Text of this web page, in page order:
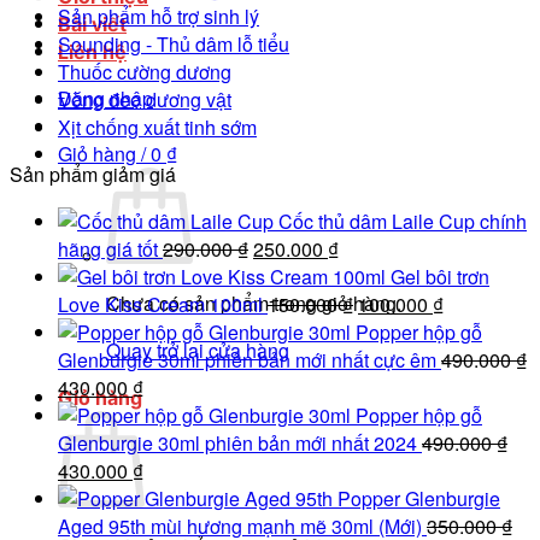
Bài viết
Liên hệ
Đăng nhập
Giỏ hàng /0 ₫
Chưa có sản phẩm trong giỏ hàng.
Quay trở lại cửa hàng
Giỏ hàng
Sản phẩm hỗ trợ sinh lý
Sounding - Thủ dâm lỗ tiểu
Thuốc cường dương
Vòng đeo dương vật
Xịt chống xuất tinh sớm
Sản phẩm giảm giá
Cốc thủ dâm Laile Cup chính
hãng giá tốt290.000₫Giá
gốc
là:
290.000 ₫.
250.000 ₫Giá
hiện
tại
là:
250.000 ₫.
Gel bôi trơn
Love Kiss Cream 100ml150.000₫Giá
gốc
là:
100.000 ₫Giá
hiện
tại
100.000 ₫.
Popper hộp gỗ
Glenburgie 30ml phiên bản mới nhất cực êm490.000₫
Giá
gốc
là:
490.000 ₫.
430.000₫Giá
hiện
tại
là:
430.000 ₫.
Popper hộp gỗ
Glenburgie 30ml phiên bản mới nhất 2024490.000₫
Giá
gốc
là:
430.000 ₫Giá
hiện
tại
Popper Glenburgie
Aged 95th mùi hương mạnh mẽ 30ml (Mới) 350.000₫